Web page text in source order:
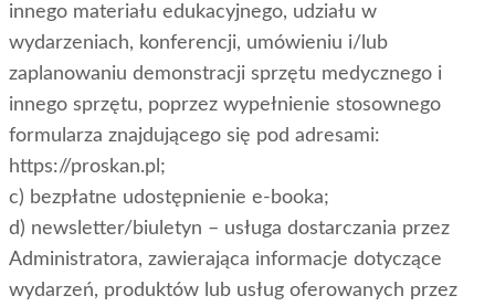
innego materiału edukacyjnego, udziału w
wydarzeniach, konferencji, umówieniu i/lub
zaplanowaniu demonstracji sprzętu medycznego i
innego sprzętu, poprzez wypełnienie stosownego
formularza znajdującego się pod adresami:
https://proskan.pl;
c) bezpłatne udostępnienie e-booka;
d) newsletter/biuletyn – usługa dostarczania przez
Administratora, zawierająca informacje dotyczące
wydarzeń, produktów lub usług oferowanych przez